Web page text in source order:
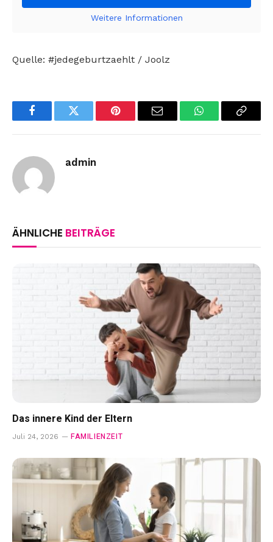
Weitere Informationen
Quelle: #jedegeburtzaehlt / Joolz
FacebookTwitter Pinterest Email WhatsAppCopy
admin
ÄHNLICHE BEITRÄGE
Das innere Kind der Eltern
Juli 24, 2026 FAMILIENZEIT